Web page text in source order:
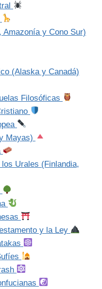
y Cono Sur)
(Alaska y Canadá)
Filosóficas
Mayas)
Urales (Finlandia,
y la Ley